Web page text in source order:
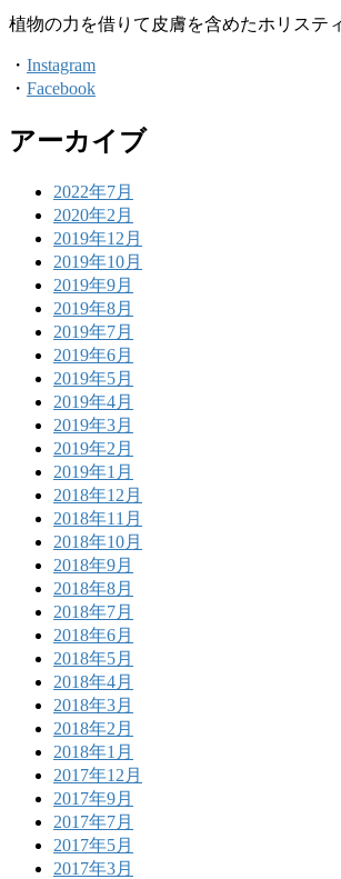
植物の力を借りて皮膚を含めたホリステ
・ Instagram
・ Facebook
アーカイブ
2022年7月
2020年2月
2019年12月
2019年10月
2019年9月
2019年8月
2019年7月
2019年6月
2019年5月
2019年4月
2019年3月
2019年2月
2019年1月
2018年12月
2018年11月
2018年10月
2018年9月
2018年8月
2018年7月
2018年6月
2018年5月
2018年4月
2018年3月
2018年2月
2018年1月
2017年12月
2017年9月
2017年7月
2017年5月
2017年3月